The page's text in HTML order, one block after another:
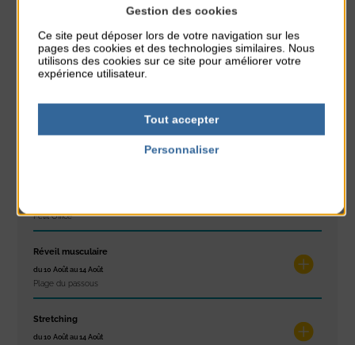
Glisse & Environnement
du 9 Août au 9 Août
Place du Général de Gaulle
du 9 Août au 9 Août
Petit Office
Réveil musculaire
du 10 Août au 14 Août
Plage du passous
Stretching
du 10 Août au 14 Août
Gestion des cookies
Ce site peut déposer lors de votre navigation sur les
pages des cookies et des technologies similaires. Nous
utilisons des cookies sur ce site pour améliorer votre
expérience utilisateur.
Tout accepter
Personnaliser